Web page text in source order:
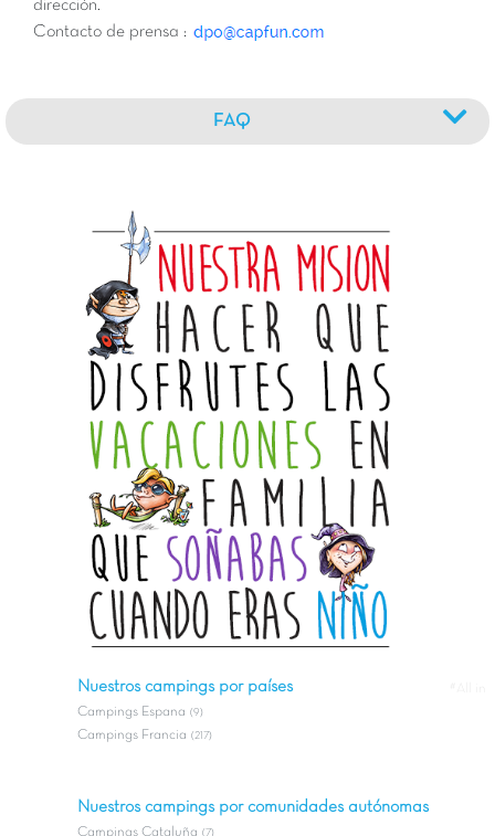
dirección.
Contacto de prensa :
FAQ
Nuestros campings por países
Campings Espana (9)
Campings Francia (217)
Nuestros campings por comunidades autónomas
Campings Cataluña (7)